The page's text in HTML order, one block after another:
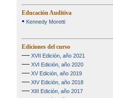
Educación Auditiva
• Kennedy Moretti
Ediciones del curso
— XVII Edición, año 2021
— XVI Edición, año 2020
— XV Edición, año 2019
— XIV Edición, año 2018
— XIII Edición, año 2017